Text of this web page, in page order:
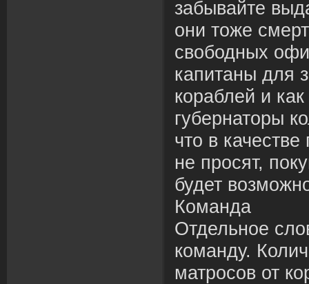
забывайте
они тоже
свободных
капитаны для
кораблей и
губернаторы
что в
не просят,
будет
Команда
Отдельное
команду.
матросов от